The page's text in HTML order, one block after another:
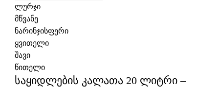
ლურჯი
მწვანე
ნარინჯისფერი
ყვითელი
შავი
წითელი
საყიდლების კალათა 20 ლიტრი –